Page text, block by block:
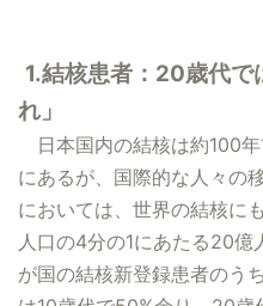
1.結核患者：20歳代で
れ」
日本国内の結核は約100
にあるが、国際的な人々の
においては、世界の結核に
人口の4分の1にあたる20
が国の結核新登録患者のう